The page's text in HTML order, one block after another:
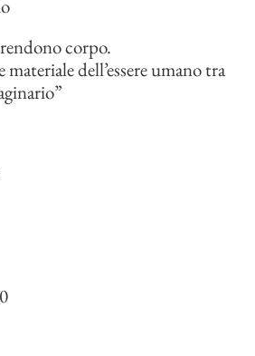
corpo.
dell’essere umano tra